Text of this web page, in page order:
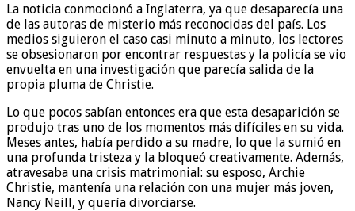
La noticia conmocionó a Inglaterra, ya que desaparecía una
de las autoras de misterio más reconocidas del país. Los
medios siguieron el caso casi minuto a minuto, los lectores
se obsesionaron por encontrar respuestas y la policía se vio
envuelta en una investigación que parecía salida de la
propia pluma de Christie.
Lo que pocos sabían entonces era que esta desaparición se
produjo tras uno de los momentos más difíciles en su vida.
Meses antes, había perdido a su madre, lo que la sumió en
una profunda tristeza y la bloqueó creativamente. Además,
atravesaba una crisis matrimonial: su esposo, Archie
Christie, mantenía una relación con una mujer más joven,
Nancy Neill, y quería divorciarse.